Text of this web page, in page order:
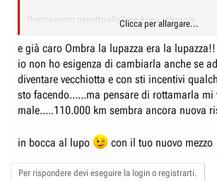
Questa punto rispetto alla lupo è una scheggia....
è piu silenziosa, è piu spaziosa, forse consuma
ma la lupo era la lupo...
un saluto a tutti
ombra
Clicca per allargare...
e già caro Ombra la lupazza era la lupazza!!
io non ho esigenza di cambiarla anche se
diventare vecchiotta e con sti incentivi
sto facendo......ma pensare di rottamarla mi
male.....110.000 km sembra ancora nuova
in bocca al lupo con il tuo nuovo mezzo
Per rispondere devi eseguire la login o registrarti.